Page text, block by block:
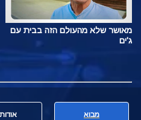
מאושר שלא מהעולם הזה בבית עם
ג'ים
מבוא